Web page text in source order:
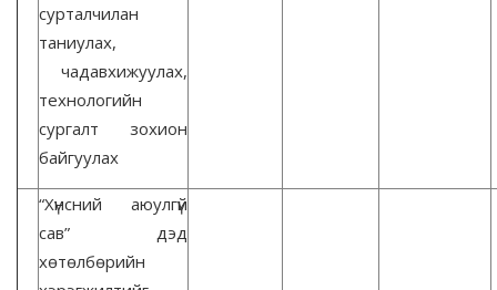
сурталчилан
таниулах,
чадавхижуулах,
технологийн
сургалт зохион
байгуулах
“Хүнсний аюулгүй
сав” дэд
хөтөлбөрийн